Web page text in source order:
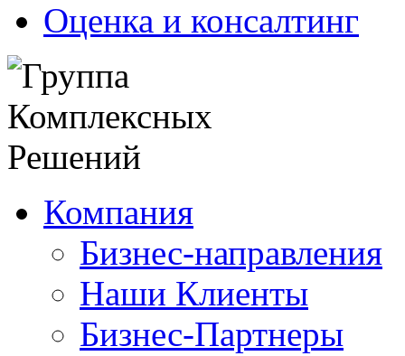
Оценка и консалтинг
Компания
Бизнес-направления
Наши Клиенты
Бизнес-Партнеры